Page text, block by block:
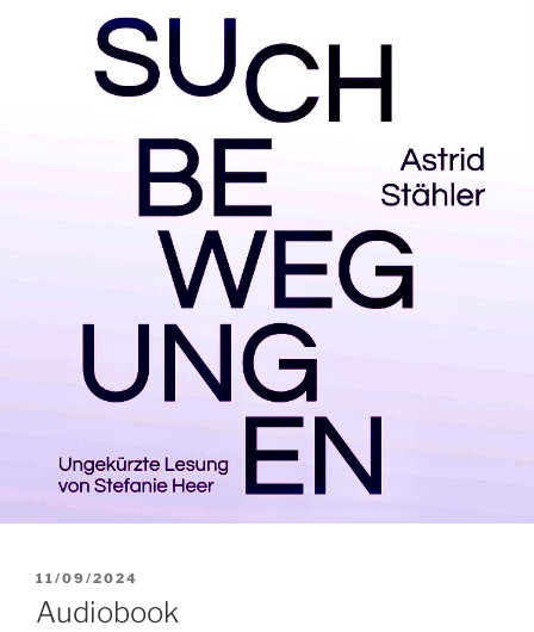
VERÖFFENTLICHT
AM
11/09/2024
Audiobook